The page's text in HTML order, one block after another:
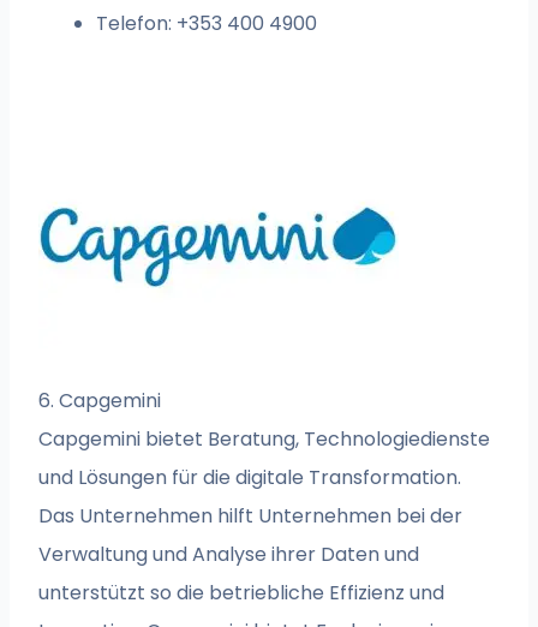
Telefon: +353 400 4900
6. Capgemini
Capgemini bietet Beratung, Technologiedienste
und Lösungen für die digitale Transformation.
Das Unternehmen hilft Unternehmen bei der
Verwaltung und Analyse ihrer Daten und
unterstützt so die betriebliche Effizienz und